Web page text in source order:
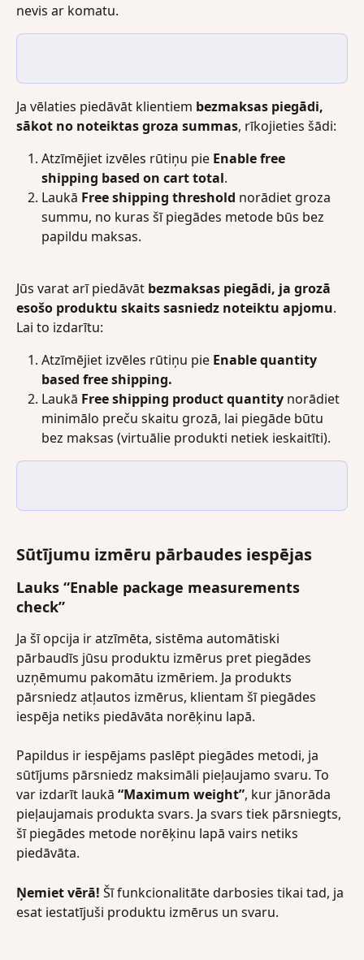
nevis ar komatu.
Ja vēlaties piedāvāt klientiem bezmaksas piegādi,
sākot no noteiktas groza summas, rīkojieties šādi:
Atzīmējiet izvēles rūtiņu pie Enable free
shipping based on cart total.
Laukā Free shipping threshold norādiet groza
summu, no kuras šī piegādes metode būs bez
papildu maksas.
Jūs varat arī piedāvāt bezmaksas piegādi, ja grozā
esošo produktu skaits sasniedz noteiktu apjomu.
Lai to izdarītu:
Atzīmējiet izvēles rūtiņu pie Enable quantity
based free shipping.
Laukā Free shipping product quantity norādiet
minimālo preču skaitu grozā, lai piegāde būtu
bez maksas (virtuālie produkti netiek ieskaitīti).
Sūtījumu izmēru pārbaudes iespējas
Lauks “Enable package measurements
check”
Ja šī opcija ir atzīmēta, sistēma automātiski
pārbaudīs jūsu produktu izmērus pret piegādes
uzņēmumu pakomātu izmēriem. Ja produkts
pārsniedz atļautos izmērus, klientam šī piegādes
iespēja netiks piedāvāta norēķinu lapā.
Papildus ir iespējams paslēpt piegādes metodi, ja
sūtījums pārsniedz maksimāli pieļaujamo svaru. To
var izdarīt laukā “Maximum weight”, kur jānorāda
pieļaujamais produkta svars. Ja svars tiek pārsniegts,
šī piegādes metode norēķinu lapā vairs netiks
piedāvāta.
Ņemiet vērā! Šī funkcionalitāte darbosies tikai tad, ja
esat iestatījuši produktu izmērus un svaru.